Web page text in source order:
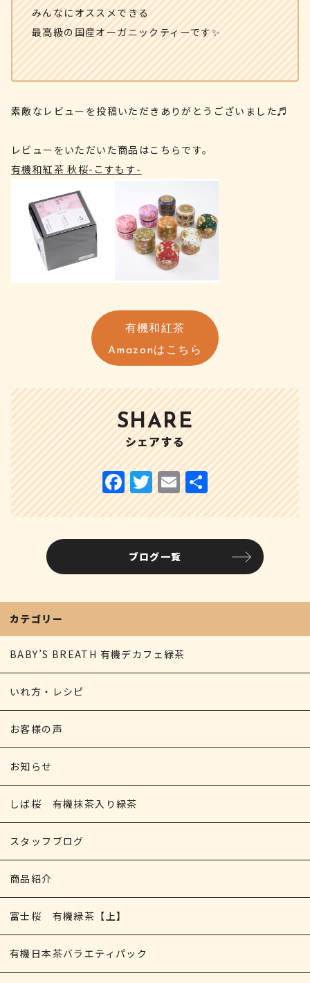
みんなにオススメできる
最高級の国産オーガニックティーです✨
素敵なレビューを投稿いただきありがとうございました♬
レビューをいただいた商品はこちらです。
有機和紅茶 秋桜-こすもす-
有機和紅茶
Amazonはこちら
SHARE
シェアする
ブログ一覧
カテゴリー
BABY’S BREATH 有機デカフェ緑茶
いれ方・レシピ
お客様の声
お知らせ
しば桜 有機抹茶入り緑茶
スタッフブログ
商品紹介
富士桜 有機緑茶【上】
有機日本茶バラエティパック